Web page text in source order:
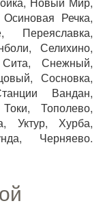
Речка,
Переяславка,
Селихино,
Снежный,
Сосновка,
Вандан,
Тополево,
Уктур, Хурба,
Черняево.